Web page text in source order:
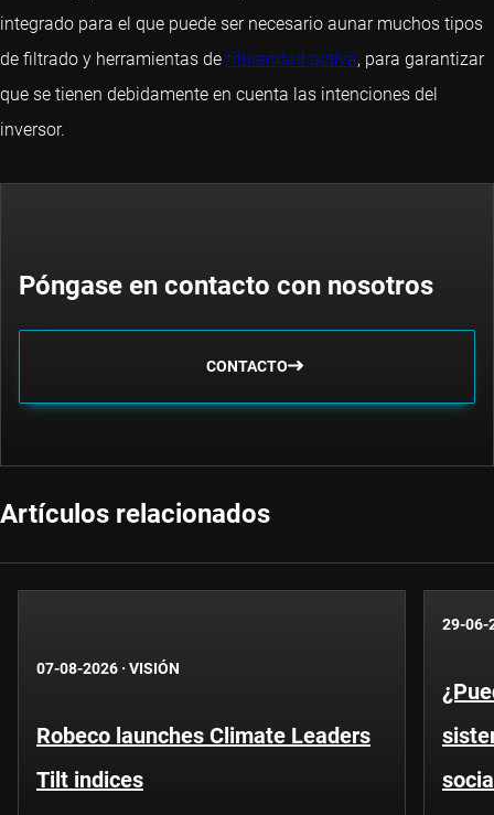
integrado para el que puede ser necesario aunar muchos tipos
de filtrado y herramientas de titularidad activa, para garantizar
que se tienen debidamente en cuenta las intenciones del
inversor.
Póngase en contacto con nosotros
CONTACTO
Artículos relacionados
07-08-2026 · VISIÓN
Robeco launches Climate Leaders
Tilt indices
29-06-